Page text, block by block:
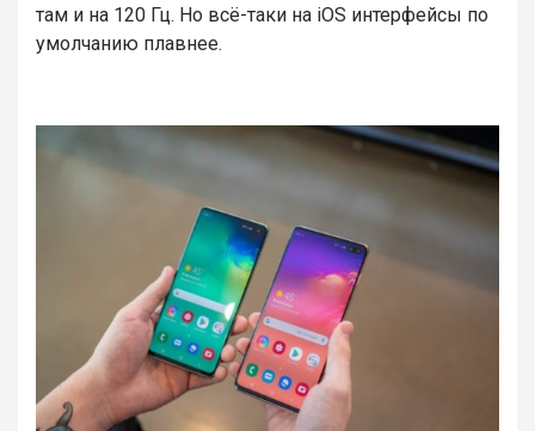
там и на 120 Гц. Но всё-таки на iOS интерфейсы по
умолчанию плавнее.